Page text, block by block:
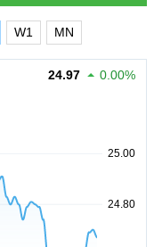
W1 MN
24.97 0.00%